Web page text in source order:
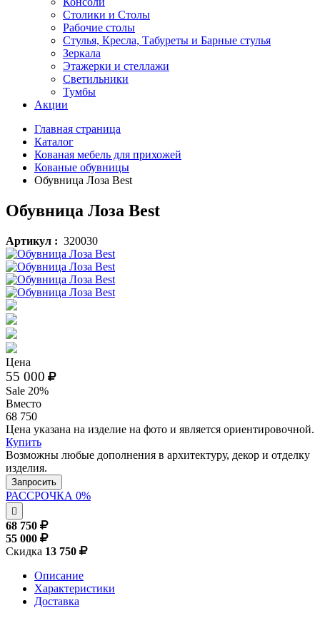
Столики и Столы
Рабочие столы
Стулья, Кресла, Табуреты и Барные стулья
Зеркала
Этажерки и стеллажи
Светильники
Тумбы
Акции
Главная страница
Каталог
Кованая мебель для прихожей
Кованые обувницы
Обувница Лоза Best
Обувница Лоза Best
Артикул : 320030
Цена
55 000
Sale 20%
Вместо
68 750
Цена указана на изделие на фото и является ориентировочной.
Купить
Возможны любые дополнения в архитектуру, декор и отделку
изделия.
Запросить
РАССРОЧКА 0%
68 750
55 000
Скидка 13 750
Описание
Характеристики
Доставка